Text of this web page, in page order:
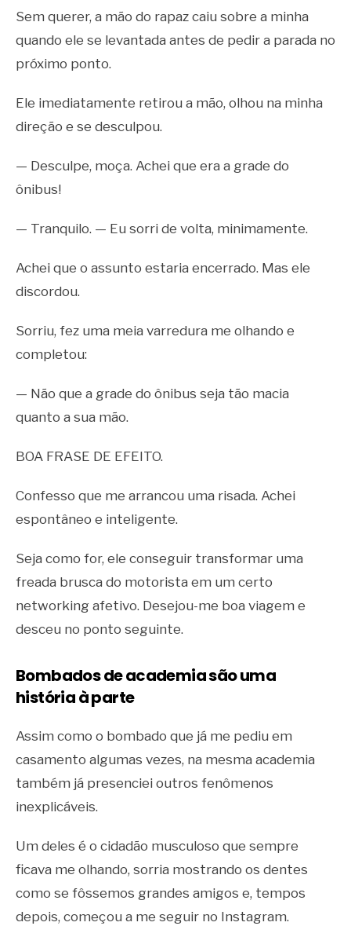
Sem querer, a mão do rapaz caiu sobre a minha
quando ele se levantada antes de pedir a parada no
próximo ponto.
Ele imediatamente retirou a mão, olhou na minha
direção e se desculpou.
— Desculpe, moça. Achei que era a grade do
ônibus!
— Tranquilo. — Eu sorri de volta, minimamente.
Achei que o assunto estaria encerrado. Mas ele
discordou.
Sorriu, fez uma meia varredura me olhando e
completou:
— Não que a grade do ônibus seja tão macia
quanto a sua mão.
BOA FRASE DE EFEITO.
Confesso que me arrancou uma risada. Achei
espontâneo e inteligente.
Seja como for, ele conseguir transformar uma
freada brusca do motorista em um certo
networking afetivo. Desejou-me boa viagem e
desceu no ponto seguinte.
Bombados de academia são uma
história à parte
Assim como o bombado que já me pediu em
casamento algumas vezes, na mesma academia
também já presenciei outros fenômenos
inexplicáveis.
Um deles é o cidadão musculoso que sempre
ficava me olhando, sorria mostrando os dentes
como se fôssemos grandes amigos e, tempos
depois, começou a me seguir no Instagram.